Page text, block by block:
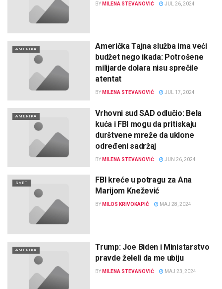
BY MILENA STEVANOVIĆ JUL 26, 2024
AMERIKA
Američka Tajna služba ima veći
budžet nego ikada: Potrošene
milijarde dolara nisu sprečile
atentat
BY MILENA STEVANOVIĆ JUL 17, 2024
AMERIKA
Vrhovni sud SAD odlučio: Bela
kuća i FBI mogu da pritiskaju
durštvene mreže da uklone
određeni sadržaj
BY MILENA STEVANOVIĆ JUN 26, 2024
SVET
FBI kreće u potragu za Ana
Marijom Knežević
BY MILOS KRIVOKAPIĆ MAJ 28, 2024
AMERIKA
Trump: Joe Biden i Ministarstvo
pravde želeli da me ubiju
BY MILENA STEVANOVIĆ MAJ 23, 2024